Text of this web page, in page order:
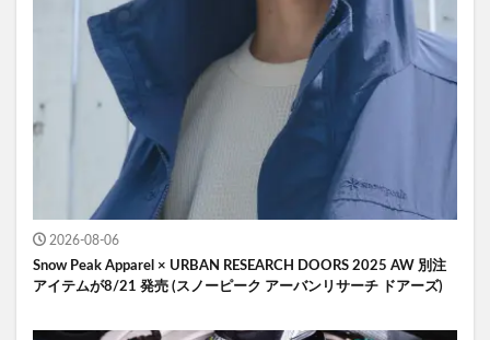
2026-08-06
Snow Peak Apparel × URBAN RESEARCH DOORS 2025 AW 別注
アイテムが8/21 発売 (スノーピーク アーバンリサーチ ドアーズ)